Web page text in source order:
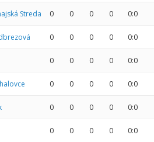
Streda 0 0 0 0 0:0
0 0 0 0 0:0
0 0 0 0 0:0
0 0 0 0 0:0
0 0 0 0 0:0
0 0 0 0 0:0